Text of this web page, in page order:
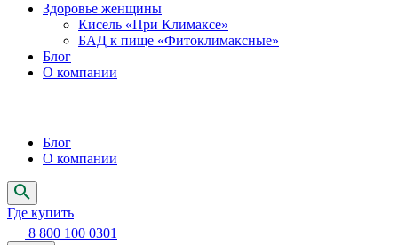
Здоровье женщины
Кисель «При Климаксе»
БАД к пище «Фитоклимаксные»
Блог
О компании
Блог
О компании
Где купить
8 800 100 0301